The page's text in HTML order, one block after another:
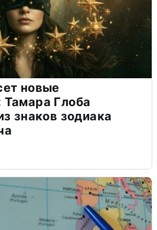
новые
Глоба
знаков зодиака